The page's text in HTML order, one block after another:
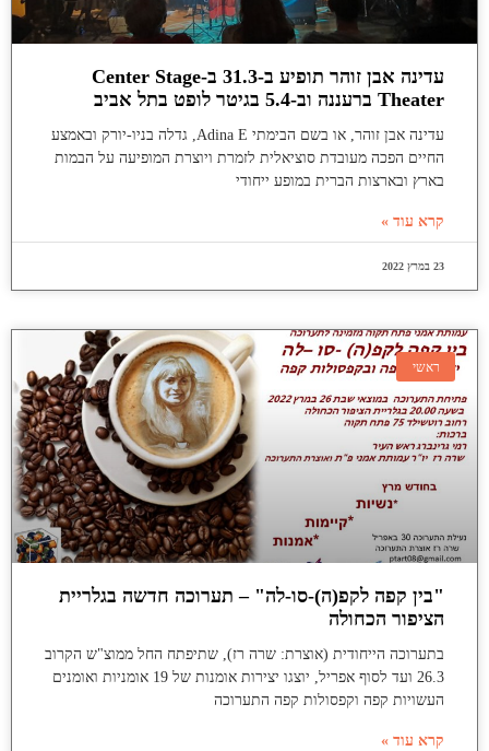
עדינה אבן זוהר תופיע ב-31.3 ב-Center Stage
Theater ברעננה וב-5.4 בגיטר לופט בתל אביב
עדינה אבן זוהר, או בשם הבימתי Adina E, גדלה בניו-יורק ובאמצע
החיים הפכה מעובדת סוציאלית לזמרת ויוצרת המופיעה על הבמות
בארץ ובארצות הברית במופע ייחודי
קרא עוד »
23 במרץ 2022
ראשי
"בין קפה לקפ(ה)-סו-לה" – תערוכה חדשה בגלריית
הציפור הכחולה
בתערוכה הייחודית (אוצרת: שרה רז), שתיפתח החל ממוצ"ש הקרוב
26.3 ועד לסוף אפריל, יוצגו יצירות אומנות של 19 אומניות ואומנים
העשויות קפה וקפסולות קפה התערוכה
קרא עוד »